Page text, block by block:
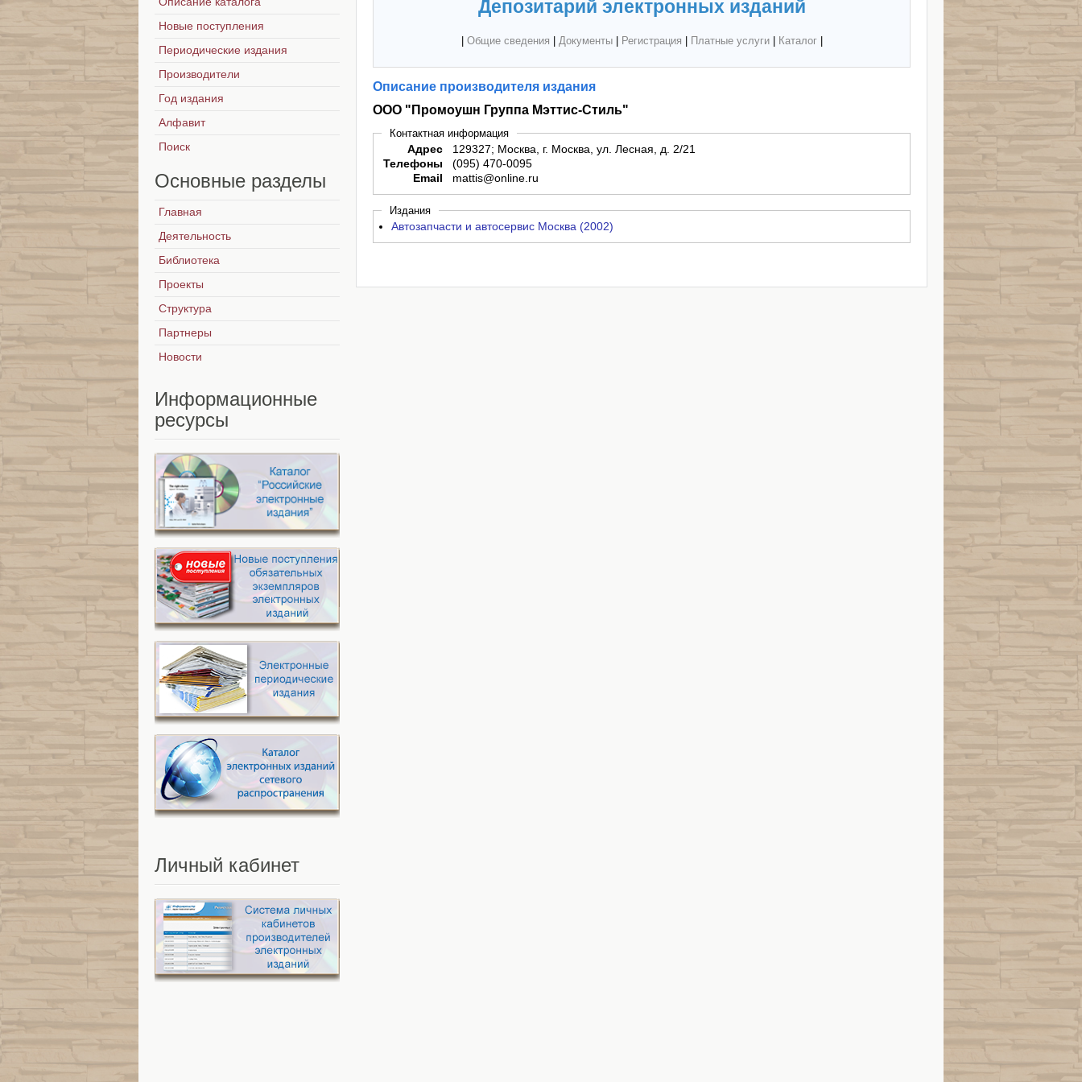
Депозитарий электронных изданий
Общие сведения Документы| Регистрация Платные услуги| Каталог|
Описание производителя издания
ООО "Промоушн Группа Мэттис-Стиль"
Контактная информация
Адрес
129327; Москва, г. Москва, ул. Лесная, д. 2/21
Телефоны
(095) 470-0095
Email
mattis@online.ru
Издания
Автозапчасти и автосервис Москва (2002)
Новые поступления
Периодические издания
Производители
Год издания
Алфавит
Поиск
Основные разделы
Главная
Деятельность
Библиотека
Проекты
Структура
Партнеры
Новости
Информационные
ресурсы
Личный кабинет